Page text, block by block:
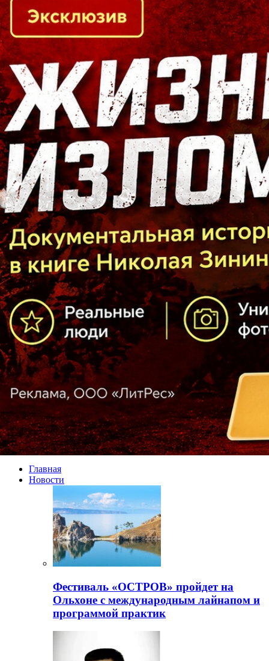
Главная
Новости
Фестиваль «ОСТРОВ» пройдет на
Ольхоне с международным лайнапом и
программой практик